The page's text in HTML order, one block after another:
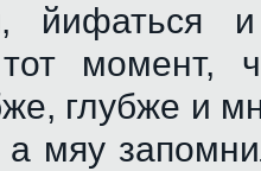
момент,
глубже и
а мяу